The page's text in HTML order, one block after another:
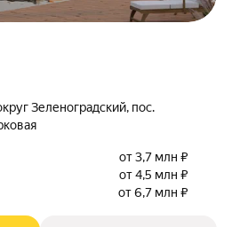
Зеленоградский, пос.
от 3,7 млн ₽
от 4,5 млн ₽
от 6,7 млн ₽